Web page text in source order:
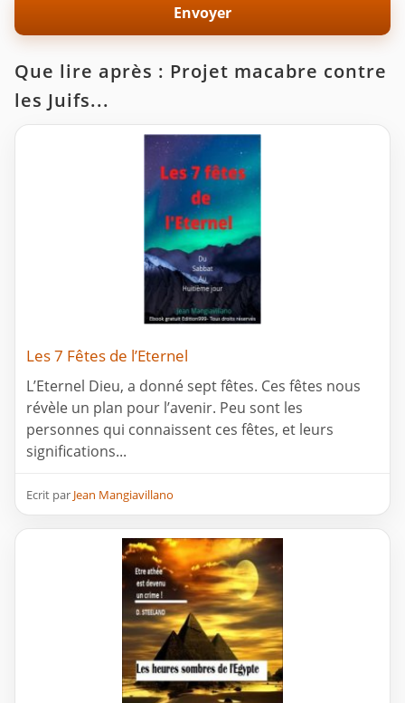
Que lire après : Projet macabre contre
les Juifs...
Les 7 Fêtes de l’Eternel
L’Eternel Dieu, a donné sept fêtes. Ces fêtes nous
révèle un plan pour l’avenir. Peu sont les
personnes qui connaissent ces fêtes, et leurs
significations...
Ecrit par Jean Mangiavillano